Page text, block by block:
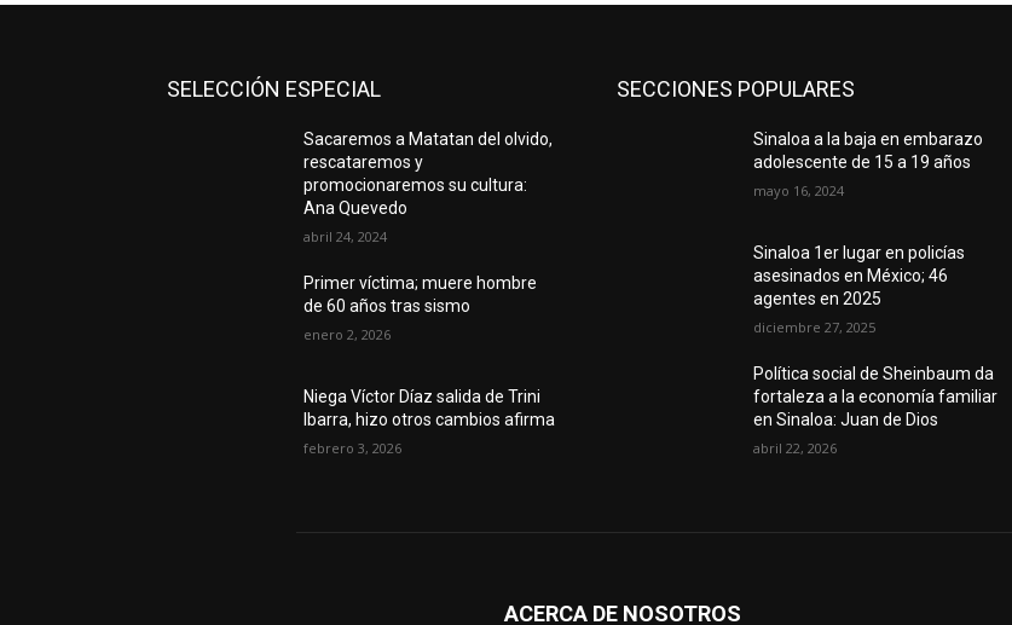
SELECCIÓN ESPECIAL
Sacaremos a Matatan del olvido,
rescataremos y
promocionaremos su cultura:
Ana Quevedo
abril 24, 2024
Primer víctima; muere hombre
de 60 años tras sismo
enero 2, 2026
Niega Víctor Díaz salida de Trini
Ibarra, hizo otros cambios afirma
febrero 3, 2026
SECCIONES POPULARES
Sinaloa a la baja en embarazo
adolescente de 15 a 19 años
mayo 16, 2024
Sinaloa 1er lugar en policías
asesinados en México; 46
agentes en 2025
diciembre 27, 2025
Política social de Sheinbaum da
fortaleza a la economía familiar
en Sinaloa: Juan de Dios
abril 22, 2026
ACERCA DE NOSOTROS